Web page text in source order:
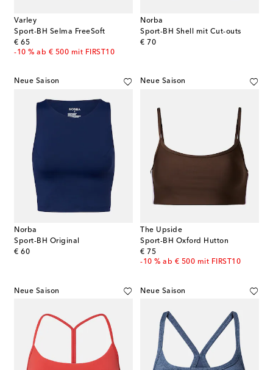
Varley
Sport-BH Selma FreeSoft
€ 65
original price
-10 % ab € 500 mit FIRST10
Norba
Sport-BH Shell mit Cut-outs
€ 70
original price
Neue Saison
Norba
Sport-BH Original
€ 60
original price
Neue Saison
The Upside
Sport-BH Oxford Hutton
€ 75
original price
-10 % ab € 500 mit FIRST10
Neue Saison Neue Saison